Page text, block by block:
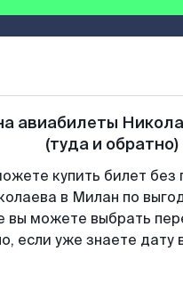
авиабилеты
(туда и обратно)
купить билет без
в Милан по
вы можете выбрать
если уже знаете дату